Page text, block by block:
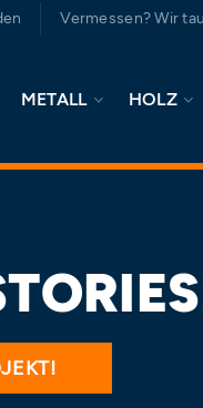
Vermessen? Wir
METALL HOLZ